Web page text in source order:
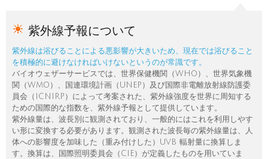
紫外線予報について
紫外線は浴びることによる悪影響が大きいため、現在では浴びること
を積極的に避けなければいけないというのが常識です。
バイオウェザーサービスでは、世界保健機関（WHO）、世界気象機
関（WMO）、国連環境計画（UNEP）及び国際非電離放射線防護委
員会（ICNIRP）によって考案された、紫外線強度を世界に周知する
ための国際的な指数を、紫外線予報として提供しています。
紫外線量は、波長別に観測されており、一般的にはこれを利用しやす
い形に変換する必要があります。観測された波長毎の紫外線量は、人
体への影響度を加味した（重み付けした）UVB 輻射量に換算しま
す。換算は、国際照明委員会（CIE）が定義したものを用いていま